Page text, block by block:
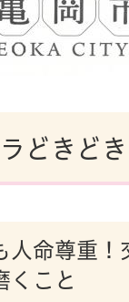
どきど
人命尊重！
くこと